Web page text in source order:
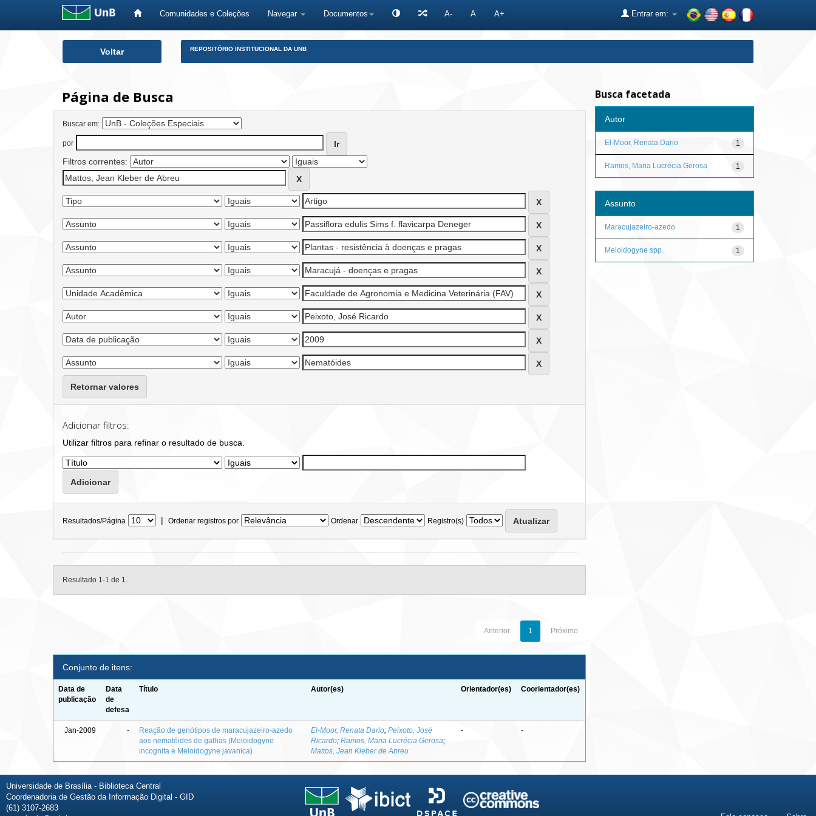
Comunidades e Coleções Navegar Documentos A- A A+ Entrar em:
Voltar REPOSITÓRIO INSTITUCIONAL DA UNB
Página de Busca
Buscar em:
por
Filtros correntes:
Retornar valores
Adicionar filtros:
Utilizar filtros para refinar o resultado de busca.
Resultados/Página | Ordenar registros por Ordenar Registro(s)
Resultado 1-1 de 1.
Anterior 1 Próximo
Conjunto de itens:
Data de
publicação
Data
de
defesa
Título Autor(es) Orientador(es) Coorientador(es)
Jan-2009 -
Reação de genótipos de maracujazeiro-azedo
aos nematóides de galhas (Meloidogyne
incognita e Meloidogyne javanica)
El-Moor, Renata Dario;Peixoto, José
Ricardo;Ramos, Maria Lucrécia Gerosa;
Mattos, Jean Kleber de Abreu
- -
Busca facetada
Autor
1
El-Moor, Renata Dario
1
Ramos, Maria Lucrécia Gerosa
Assunto
1
Maracujazeiro-azedo
1
Meloidogyne spp.
Universidade de Brasília - Biblioteca Central
Coordenadoria de Gestão da Informação Digital - GID
(61) 3107-2683